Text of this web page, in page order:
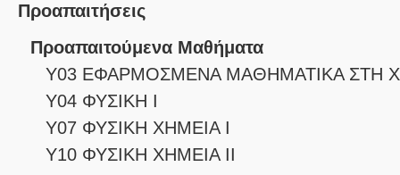
Προαπαιτήσεις
Προαπαιτούμενα Μαθήματα
Υ03 ΕΦΑΡΜΟΣΜΕΝΑ ΜΑΘΗΜΑΤΙΚΑ ΣΤΗ
Υ04 ΦΥΣΙΚΗ Ι
Υ07 ΦΥΣΙΚΗ ΧΗΜΕΙΑ Ι
Υ10 ΦΥΣΙΚΗ ΧΗΜΕΙΑ ΙΙ